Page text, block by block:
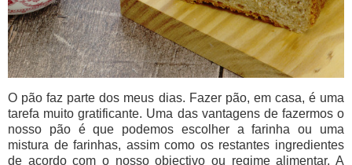
O pão faz parte dos meus dias. Fazer pão, em casa, é uma
tarefa muito gratificante. Uma das vantagens de fazermos o
nosso pão é que podemos escolher a farinha ou uma
mistura de farinhas, assim como os restantes ingredientes
de acordo com o nosso objectivo ou regime alimentar. A